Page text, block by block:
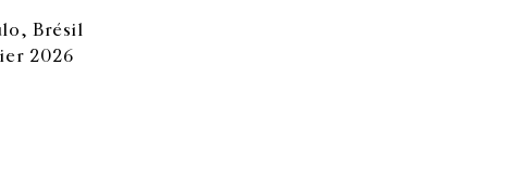
Brésil
2026